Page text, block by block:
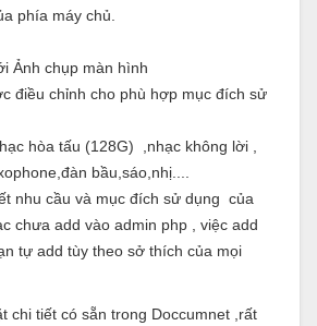
phía máy chủ.
Ảnh chụp màn hình
điều chỉnh cho phù hợp mục đích sử
hòa tấu (128G) ,nhạc không lời ,
bầu,sáo,nhị....
nhu cầu và mục đích sử dụng của
chưa add vào admin php , việc add
tự add tùy theo sở thích của mọi
chi tiết có sẵn trong Doccumnet ,rất